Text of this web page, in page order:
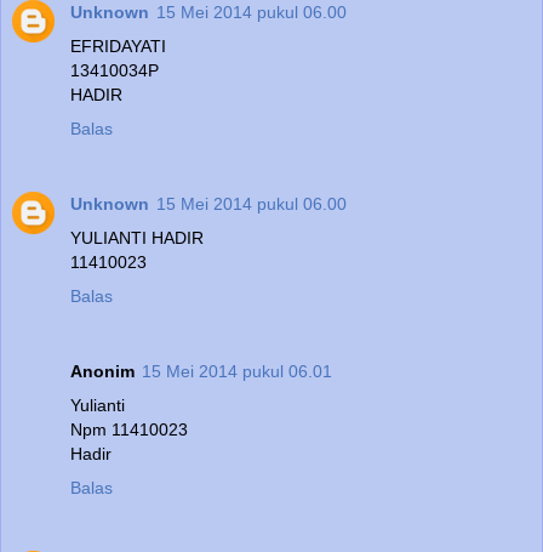
Unknown 15 Mei 2014 pukul 06.00
EFRIDAYATI
13410034P
HADIR
Balas
Unknown 15 Mei 2014 pukul 06.00
YULIANTI HADIR
11410023
Balas
Anonim 15 Mei 2014 pukul 06.01
Yulianti
Npm 11410023
Hadir
Balas